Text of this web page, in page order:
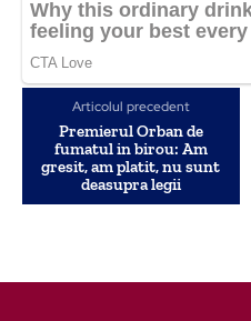
Articolul precedent
Premierul Orban de
fumatul in birou: Am
gresit, am platit, nu sunt
deasupra legii